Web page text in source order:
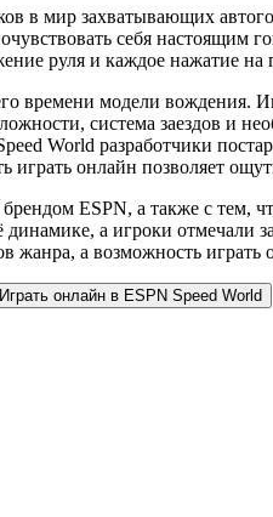
в мир захватывающих
себя настоящим
руля и каждое нажатие
времени модели вождения.
система заездов и
World разработчики
онлайн позволяет
ESPN, а также с тем,
а игроки
жанра, а возможность
Играть онлайн в ESPN Speed World